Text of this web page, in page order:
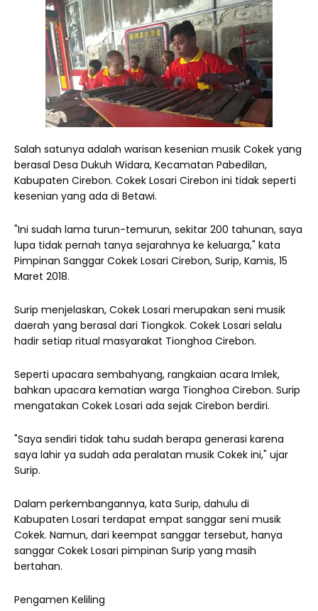
Salah satunya adalah warisan kesenian musik Cokek yang
berasal Desa Dukuh Widara, Kecamatan Pabedilan,
Kabupaten Cirebon. Cokek Losari Cirebon ini tidak seperti
kesenian yang ada di Betawi.
"Ini sudah lama turun-temurun, sekitar 200 tahunan, saya
lupa tidak pernah tanya sejarahnya ke keluarga," kata
Pimpinan Sanggar Cokek Losari Cirebon, Surip, Kamis, 15
Maret 2018.
Surip menjelaskan, Cokek Losari merupakan seni musik
daerah yang berasal dari Tiongkok. Cokek Losari selalu
hadir setiap ritual masyarakat Tionghoa Cirebon.
Seperti upacara sembahyang, rangkaian acara Imlek,
bahkan upacara kematian warga Tionghoa Cirebon. Surip
mengatakan Cokek Losari ada sejak Cirebon berdiri.
"Saya sendiri tidak tahu sudah berapa generasi karena
saya lahir ya sudah ada peralatan musik Cokek ini," ujar
Surip.
Dalam perkembangannya, kata Surip, dahulu di
Kabupaten Losari terdapat empat sanggar seni musik
Cokek. Namun, dari keempat sanggar tersebut, hanya
sanggar Cokek Losari pimpinan Surip yang masih
bertahan.
Pengamen Keliling